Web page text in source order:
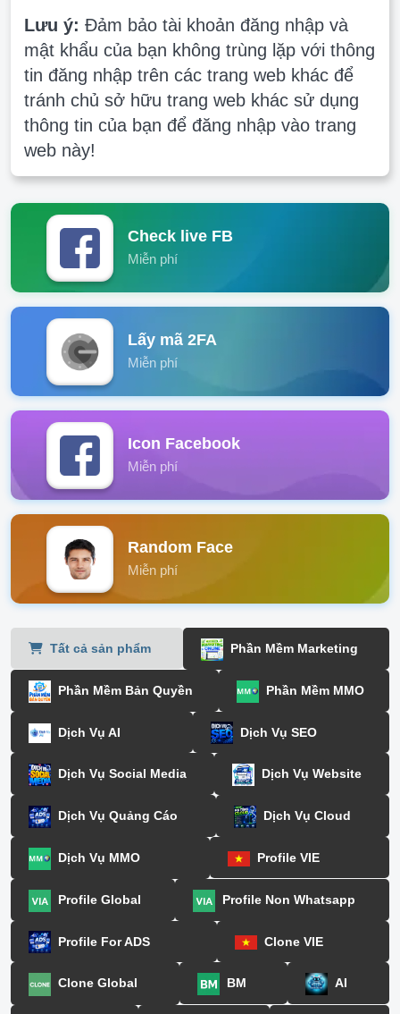
Lưu ý: Đảm bảo tài khoản đăng nhập và
mật khẩu của bạn không trùng lặp với thông
tin đăng nhập trên các trang web khác để
tránh chủ sở hữu trang web khác sử dụng
thông tin của bạn để đăng nhập vào trang
web này!
Check live FB
Miễn phí
Lấy mã 2FA
Miễn phí
Icon Facebook
Miễn phí
Random Face
Miễn phí
Tất cả sản phẩm Phần Mềm Marketing
Phần Mềm Bản Quyền Phần Mềm MMO
Dịch Vụ AI Dịch Vụ SEO
Dịch Vụ Social Media Dịch Vụ Website
Dịch Vụ Quảng Cáo Dịch Vụ Cloud
Dịch Vụ MMO Profile VIE
Profile Global Profile Non Whatsapp
Profile For ADS Clone VIE
Clone Global BM AI